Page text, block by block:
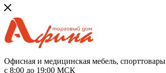
Офисная и медицинская мебель, спорттовары
с 8:00 до 19:00 МСК